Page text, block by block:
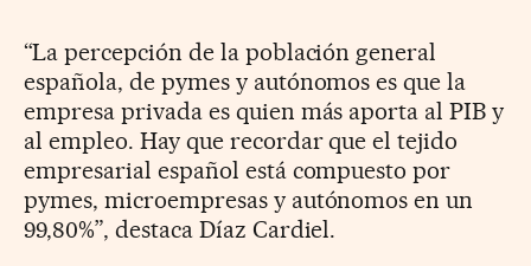
“La percepción de la población general
española, de pymes y autónomos es que la
empresa privada es quien más aporta al PIB y
al empleo. Hay que recordar que el tejido
empresarial español está compuesto por
pymes, microempresas y autónomos en un
99,80%”, destaca Díaz Cardiel.